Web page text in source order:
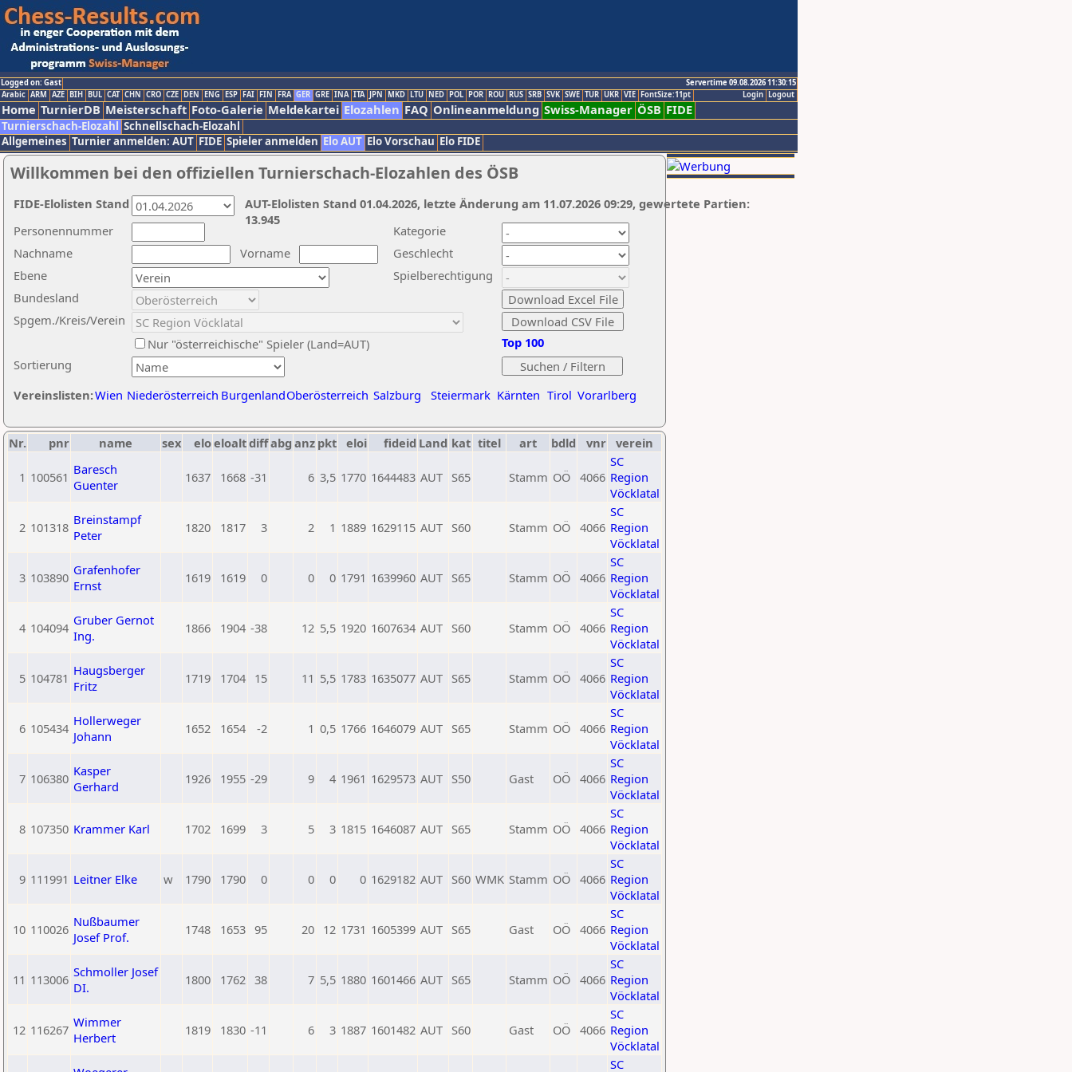
Logged on: Gast
Servertime 09.08.2026 11:30:15
Logout
Login
Arabic ARM AZE BIH BUL CAT CHN CRO CZE DEN ENG ESP FAI FIN FRA GER GRE INA ITA JPN MKD LTU NED POL POR ROU RUS SRB SVK SWE TUR UKR VIE FontSize:11pt
Home TurnierDB Meisterschaft Foto-Galerie Meldekartei Elozahlen FAQ Onlineanmeldung Swiss-Manager ÖSB FIDE
Turnierschach-Elozahl Schnellschach-Elozahl
Allgemeines Turnier anmelden: AUT FIDE Spieler anmelden Elo AUT Elo Vorschau Elo FIDE
Willkommen bei den offiziellen Turnierschach-Elozahlen des ÖSB
Nachname
Vorname
Ebene
Kategorie
Sortierung
Personennummer
Bundesland
Spgem./Kreis/Verein
Geschlecht
Nur "österreichische" Spieler (Land=AUT)
Spielberechtigung
Vereinslisten:Wien Niederösterreich BurgenlandOberösterreich Salzburg Steiermark Kärnten Tirol Vorarlberg
Top 100
AUT-Elolisten Stand 01.04.2026, letzte Änderung am 11.07.2026 09:29, gewertete Partien:
13.945
FIDE-Elolisten Stand
Nr. pnr name sex eloeloaltdiffabg anz pkt eloi fideid Land kat titel art bdld vnr verein
1 100561 Baresch
Guenter
1637 1668 -31 6 3,5 1770 1644483 AUT S65 Stamm OÖ 4066
SC
Region
Vöcklatal
2 101318 Breinstampf
Peter
1820 1817 3 2 1 1889 1629115 AUT S60 Stamm OÖ 4066
SC
Region
Vöcklatal
3 103890 Grafenhofer
Ernst
1619 1619 0 0 0 1791 1639960 AUT S65 Stamm OÖ 4066
SC
Region
Vöcklatal
4 104094 Gruber Gernot
Ing.
1866 1904 -38 12 5,5 1920 1607634 AUT S60 Stamm OÖ 4066
SC
Region
Vöcklatal
5 104781 Haugsberger
Fritz
1719 1704 15 11 5,5 1783 1635077 AUT S65 Stamm OÖ 4066
SC
Region
Vöcklatal
6 105434 Hollerweger
Johann
1652 1654 -2 1 0,5 1766 1646079 AUT S65 Stamm OÖ 4066
SC
Region
Vöcklatal
7 106380 Kasper
Gerhard
1926 1955 -29 9 4 1961 1629573 AUT S50 Gast OÖ 4066
SC
Region
Vöcklatal
8 107350 Krammer Karl 1702 1699 3 5 3 1815 1646087 AUT S65 Stamm OÖ 4066
SC
Region
Vöcklatal
9 111991 Leitner Elke w 1790 1790 0 0 0 0 1629182 AUT S60 WMK Stamm OÖ 4066
SC
Region
Vöcklatal
10 110026 Nußbaumer
Josef Prof.
1748 1653 95 20 12 1731 1605399 AUT S65 Gast OÖ 4066
SC
Region
Vöcklatal
11 113006 Schmoller Josef
DI.
1800 1762 38 7 5,5 1880 1601466 AUT S65 Stamm OÖ 4066
SC
Region
Vöcklatal
12 116267 Wimmer
Herbert
1819 1830 -11 6 3 1887 1601482 AUT S60 Gast OÖ 4066
SC
Region
Vöcklatal
SC